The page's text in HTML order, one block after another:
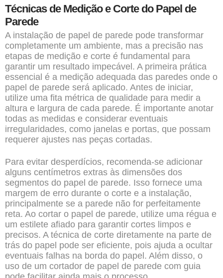
Técnicas de Medição e Corte do Papel de
Parede
A instalação de papel de parede pode transformar
completamente um ambiente, mas a precisão nas
etapas de medição e corte é fundamental para
garantir um resultado impecável. A primeira prática
essencial é a medição adequada das paredes onde o
papel de parede será aplicado. Antes de iniciar,
utilize uma fita métrica de qualidade para medir a
altura e largura de cada parede. É importante anotar
todas as medidas e considerar eventuais
irregularidades, como janelas e portas, que possam
requerer ajustes nas peças cortadas.
Para evitar desperdícios, recomenda-se adicionar
alguns centímetros extras às dimensões dos
segmentos do papel de parede. Isso fornece uma
margem de erro durante o corte e a instalação,
principalmente se a parede não for perfeitamente
reta. Ao cortar o papel de parede, utilize uma régua e
um estilete afiado para garantir cortes limpos e
precisos. A técnica de corte diretamente na parte de
trás do papel pode ser eficiente, pois ajuda a ocultar
eventuais falhas na borda do papel. Além disso, o
uso de um cortador de papel de parede com guia